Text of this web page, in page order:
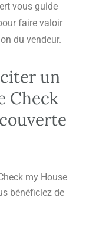
vous guide
faire valoir
du vendeur.
un
Check
my House
bénéficiez de